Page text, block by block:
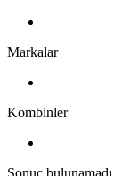
Markalar
Kombinler
Sonuç bulunamadı.